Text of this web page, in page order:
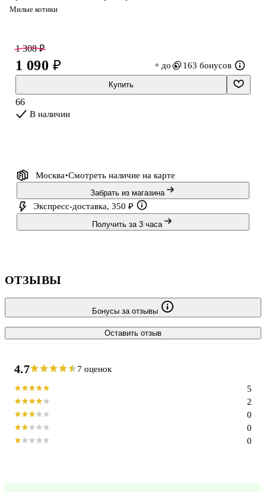
Милые котики
Размер: 30 х 30 см
1 308 ₽
1 090 ₽ + до 163 бонусов
Купить
66
В наличии
Москва Смотреть наличие на карте
Забрать из магазина
Экспресс-доставка, 350 ₽
Получить за 3 часа
ОТЗЫВЫ
Бонусы за отзывы
Оставить отзыв
4.7 7 оценок
0
0
0
2
5